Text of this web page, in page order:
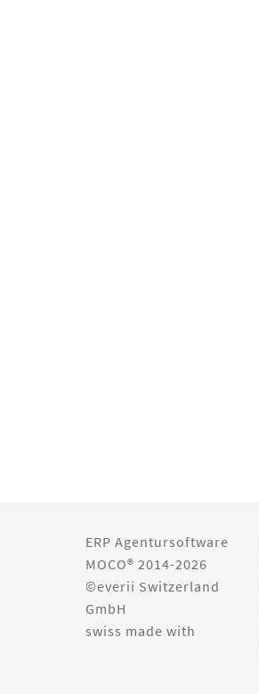
ERP Agentursoftware
MOCO® 2014-2026
©everii Switzerland
GmbH
swiss made with